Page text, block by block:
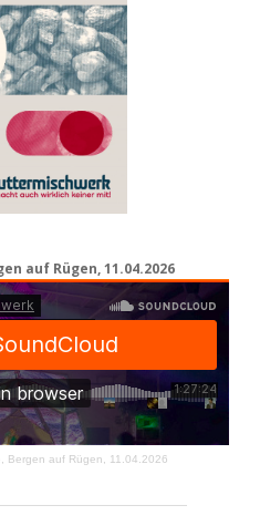
auf Rügen, 11.04.2026
Bergen auf Rügen, 11.04.2026